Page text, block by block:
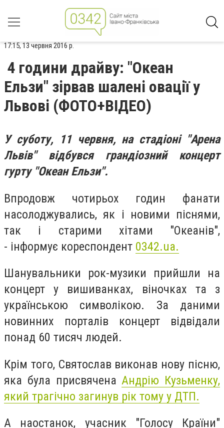
17:15, 13 червня 2016 р.
4 години драйву: "Океан
Ельзи" зірвав шалені овації у
Львові (ФОТО+ВІДЕО)
У суботу, 11 червня, на стадіоні "Арена
Львів" відбувся грандіозний концерт
гурту "Океан Ельзи".
Впродовж чотирьох годин фанати
насолоджувались, як і новими піснями,
так і старими хітами "Океанів",
- інформує кореспондент 0342.ua.
Шанувальники рок-музики прийшли на
концерт у вишиванках, віночках та з
українською символікою. За даними
новинних порталів концерт відвідали
понад 60 тисяч людей.
Крім того, Святослав виконав нову пісню,
яка була присвяченаАндрію Кузьменку,
який трагічно загинув рік тому у ДТП.
А наостанок, учасник "Голосу Країни"